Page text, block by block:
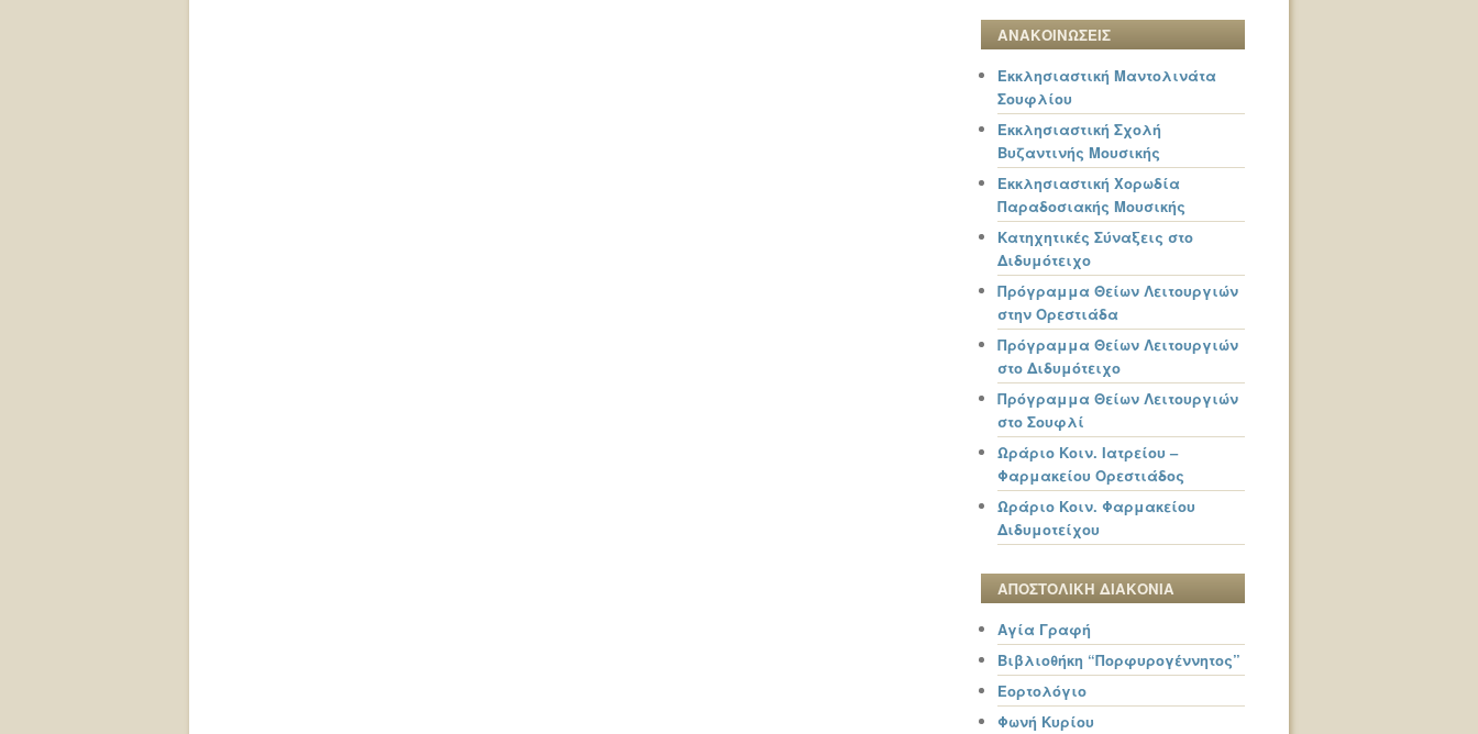
ΑΝΑΚΟΙΝΩΣΕΙΣ
Εκκλησιαστική Μαντολινάτα
Σουφλίου
Εκκλησιαστική Σχολή
Βυζαντινής Μουσικής
Εκκλησιαστική Χορωδία
Παραδοσιακής Μουσικής
Κατηχητικές Σύναξεις στο
Διδυμότειχο
Πρόγραμμα Θείων Λειτουργιών
στην Ορεστιάδα
Πρόγραμμα Θείων Λειτουργιών
στο Διδυμότειχο
Πρόγραμμα Θείων Λειτουργιών
στο Σουφλί
Ωράριο Κοιν. Ιατρείου –
Φαρμακείου Ορεστιάδος
Ωράριο Κοιν. Φαρμακείου
Διδυμοτείχου
ΑΠΟΣΤΟΛΙΚΗ ΔΙΑΚΟΝΙΑ
Αγία Γραφή
Βιβλιοθήκη “Πορφυρογέννητος”
Εορτολόγιο
Φωνή Κυρίου